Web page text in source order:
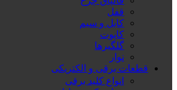
قفل
کابل و سیم
کاپوت
گلگیرها
نوار
قطعات برقی و الکتریکی
انواع کلید برقی